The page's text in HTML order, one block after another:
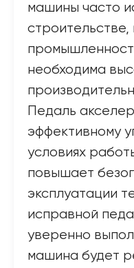
машины часто
необходима
Педаль
эффективному
условиях
повышает
эксплуатации
исправной
уверенно
машина будет